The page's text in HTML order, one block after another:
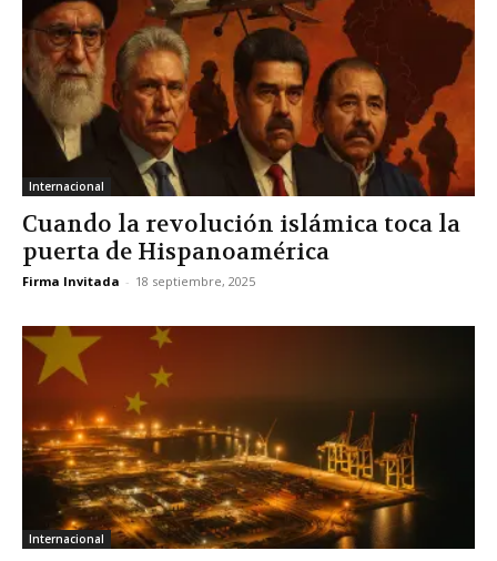
Internacional
Cuando la revolución islámica toca la
puerta de Hispanoamérica
Firma Invitada - 18 septiembre, 2025
Internacional